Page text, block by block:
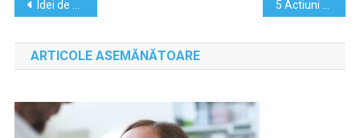
în
articole
Idei de cadouri pentru Ziua Indragostitilor aproape gratis
ARTICOLE ASEMĂNĂTOARE